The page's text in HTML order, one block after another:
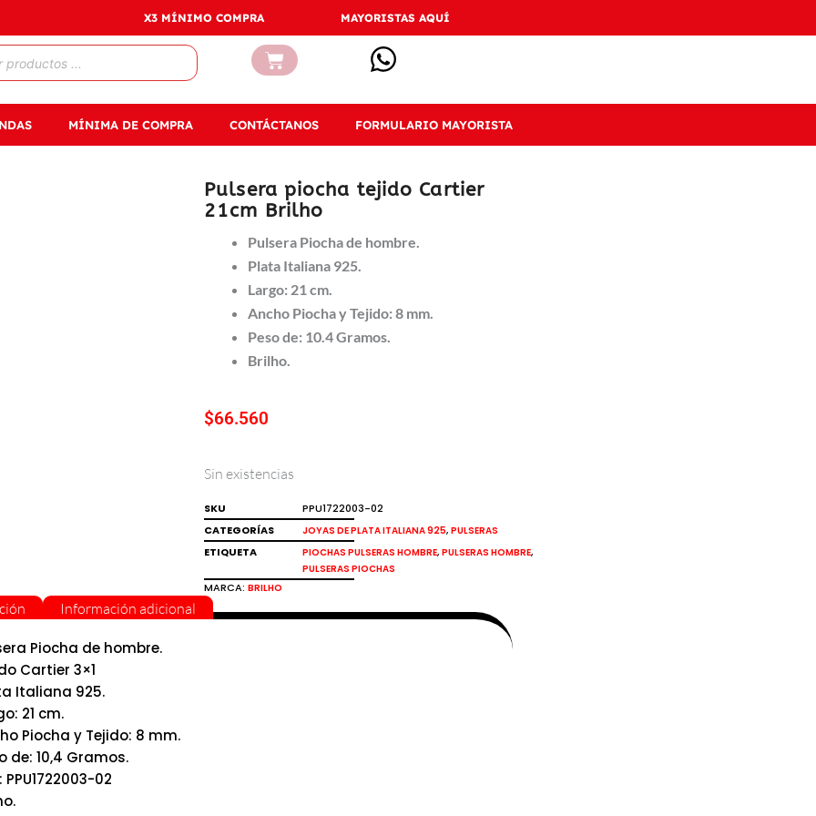
X3 MÍNIMO COMPRA MAYORISTAS AQUÍ
Carrito
MÍNIMA DE COMPRA CONTÁCTANOS FORMULARIO MAYORISTA
Pulsera piocha tejido Cartier
21cm Brilho
Pulsera Piocha de hombre.
Plata Italiana 925.
Largo: 21 cm.
Ancho Piocha y Tejido: 8 mm.
Peso de: 10.4 Gramos.
Brilho.
$66.560
Sin existencias
SKU
PPU1722003-02
CATEGORÍAS
JOYAS DE PLATA ITALIANA 925,PULSERAS
ETIQUETA PIOCHAS PULSERAS HOMBRE,PULSERAS HOMBRE,
PULSERAS PIOCHAS
MARCA:BRILHO
Información adicional
Piocha de hombre.
Cartier 3×1
Italiana 925.
21 cm.
Piocha y Tejido: 8 mm.
de: 10,4 Gramos.
PPU1722003-02